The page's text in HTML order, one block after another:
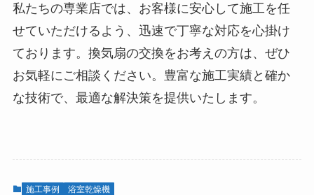
私たちの専業店では、お客様に安心して施工を任
せていただけるよう、迅速で丁寧な対応を心掛け
ております。換気扇の交換をお考えの方は、ぜひ
お気軽にご相談ください。豊富な施工実績と確か
な技術で、最適な解決策を提供いたします。
施工事例 浴室乾燥機